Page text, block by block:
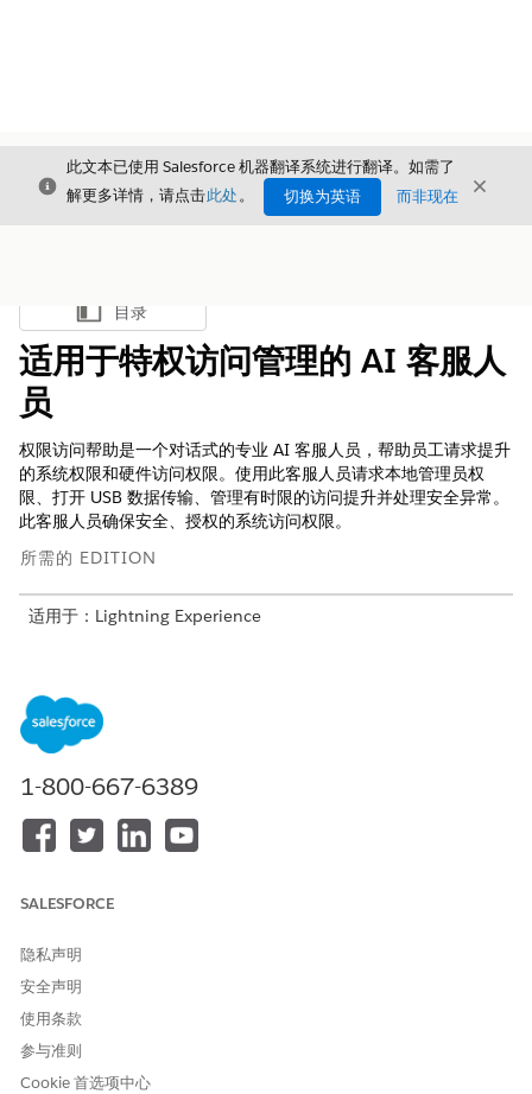
关闭
此文本已使用 Salesforce 机器翻译系统进行翻译。如需了
解更多详情，请点击此处。 切换为英语 而非现在 关闭
显示目录
目录
适用于特权访问管理的 AI 客服人
员
权限访问帮助是一个对话式的专业 AI 客服人员，帮助员工请求提升
的系统权限和硬件访问权限。使用此客服人员请求本地管理员权
限、打开 USB 数据传输、管理有时限的访问提升并处理安全异常。
此客服人员确保安全、授权的系统访问权限。
所需的 EDITION
适用于：Lightning Experience
服务目录项目
此专业客服人员会自动使用这些 SCI 模板来满足您的请求。您可以
请求管理员或 USB 访问权限
客服人员操作
获取合格的服务目录项目
执行服务目录项目流
获取产品发布卡
为员工创建事件
1-800-667-6389
SALESFORCE
隐私声明
安全声明
使用条款
参与准则
Cookie 首选项中心